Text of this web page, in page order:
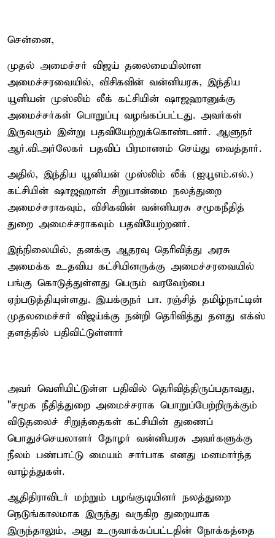
சென்னை,
முதல் அமைச்சர் விஜய் தலைமையிலான
அமைச்சரவையில், விசிகவின் வன்னியரசு, இந்திய
யூனியன் முஸ்லிம் லீக் கட்சியின் ஷாஜஹானுக்கு
அமைச்சர்கள் பொறுப்பு வழங்கப்பட்டது. அவர்கள்
இருவரும் இன்று பதவியேற்றுக்கொண்டனர். ஆளுநர்
ஆர்.வி.அர்லேகர் பதவிப் பிரமாணம் செய்து வைத்தார்.
அதில், இந்திய யூனியன் முஸ்லிம் லீக் (ஐயூஎம்.எல்.)
கட்சியின் ஷாஜஹான் சிறுபான்மை நலத்துறை
அமைச்சராகவும், விசிகவின் வன்னியரசு சமூகநீதித்
துறை அமைச்சராகவும் பதவியேற்றனர்.
இந்நிலையில், தனக்கு ஆதரவு தெரிவித்து அரசு
அமைக்க உதவிய கட்சியினருக்கு அமைச்சரவையில்
பங்கு கொடுத்துள்ளது பெரும் வரவேற்பை
ஏற்படுத்தியுள்ளது. இயக்குநர் பா. ரஞ்சித் தமிழ்நாட்டின்
முதலமைச்சர் விஜய்க்கு நன்றி தெரிவித்து தனது எக்ஸ்
தளத்தில் பதிவிட்டுள்ளார்
அவர் வெளியிட்டுள்ள பதிவில் தெரிவித்திருப்பதாவது,
"சமூக நீதித்துறை அமைச்சராக பொறுப்பேற்றிருக்கும்
விடுதலைச் சிறுத்தைகள் கட்சியின் துணைப்
பொதுச்செயலாளர் தோழர் வன்னியரசு அவர்களுக்கு
நீலம் பண்பாட்டு மையம் சார்பாக எனது மனமார்ந்த
வாழ்த்துகள்.
ஆதிதிராவிடர் மற்றும் பழங்குடியினர் நலத்துறை
நெடுங்காலமாக இருந்து வருகிற துறையாக
இருந்தாலும், அது உருவாக்கப்பட்டதின் நோக்கத்தை